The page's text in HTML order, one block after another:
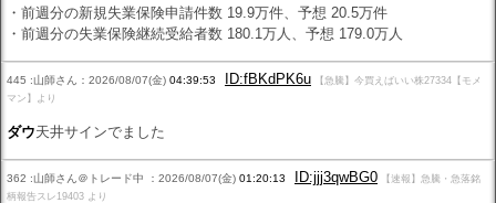
・前週分の新規失業保険申請件数 19.9万件、予想 20.5万件
・前週分の失業保険継続受給者数 180.1万人、予想 179.0万人
445 :山師さん：2026/08/07(金) 04:39:53 ID:fBKdPK6u
【急騰】今買えばいい株27334【モメ
マン】より
ダウ天井サインでました
362 :山師さん＠トレード中 ：2026/08/07(金) 01:20:13 ID:jjj3qwBG0
【速報】急騰・急落銘
柄報告スレ19403 より